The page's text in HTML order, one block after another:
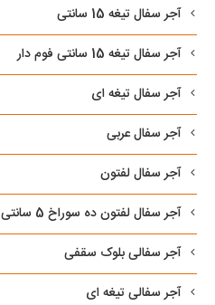
آجر سفال تیغه 15 سانتی
آجر سفال تیغه 15 سانتی فوم دار
آجر سفال تیغه ای
آجر سفال عربی
آجر سفال لفتون
آجر سفال لفتون ده سوراخ 5 سانتی
آجر سفالی بلوک سقفی
آجر سفالی تیغه ای